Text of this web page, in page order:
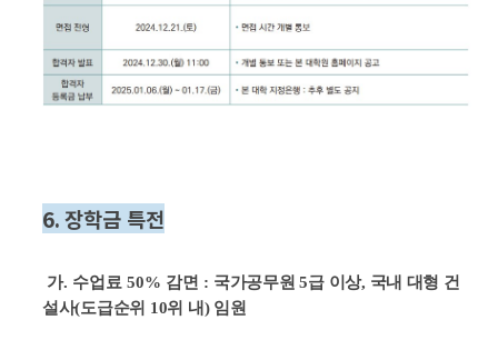
6.장학금 특전
가. 수업료 50% 감면 : 국가공무원5급 이상, 국내 대형 건
설사(도급순위 10위 내) 임원